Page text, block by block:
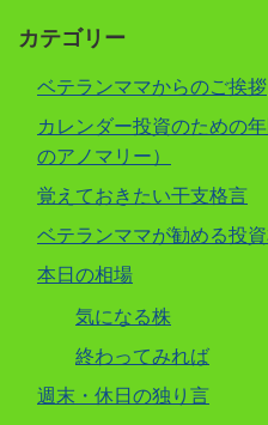
カテゴリー
ベテランママからのご挨拶
カレンダー投資のための
のアノマリー）
覚えておきたい干支格言
ベテランママが勧める投
本日の相場
気になる株
終わってみれば
週末・休日の独り言